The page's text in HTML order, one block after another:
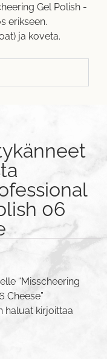
Gel Polish -
erikseen.
ja koveta.
06
“Misscheering
Cheese”
haluat kirjoittaa